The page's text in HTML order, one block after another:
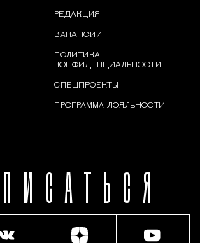
РЕДАКЦИЯ
ВАКАНСИИ
ПОЛИТИКА
КОНФИДЕНЦИАЛЬНОСТИ
СПЕЦПРОЕКТЫ
ПРОГРАММА ЛОЯЛЬНОСТИ